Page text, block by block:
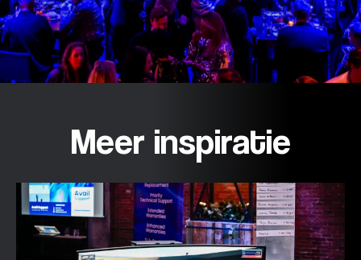
Meer inspiratie